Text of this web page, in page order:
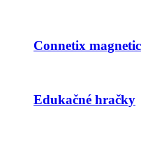
Connetix
Edukačné hračky